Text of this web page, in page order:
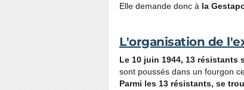
Elle demande donc à la
L'organisation de
Le 10 juin 1944, 13
sont poussés dans un fourgon
Parmi les 13 résistants, se